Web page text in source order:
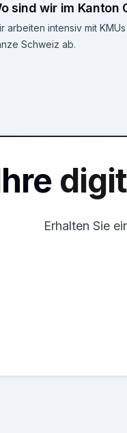
sind wir im Kanton
arbeiten intensiv mit
Schweiz ab.
Erhalten Sie